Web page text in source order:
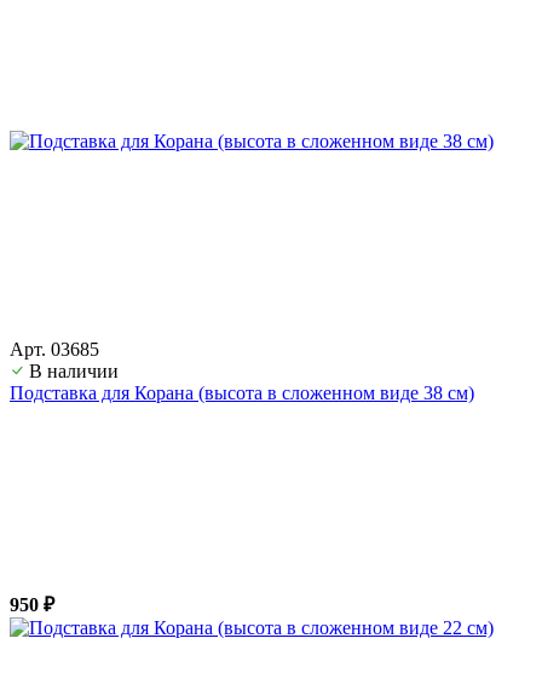
Арт. 03685
В наличии
Подставка для Корана (высота в сложенном виде 38 см)
950 ₽